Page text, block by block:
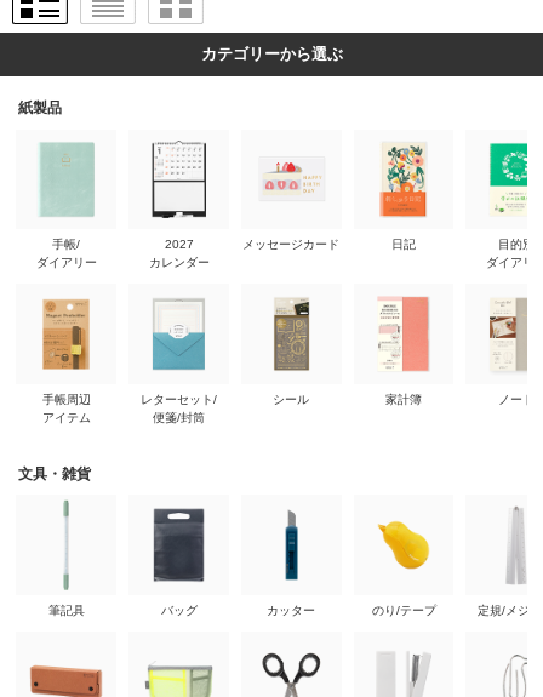
カテゴリーから選ぶ
紙製品
手帳/
ダイアリー
手帳周辺
アイテム
2027
カレンダー
レターセット/
便箋/封筒
メッセージカード
シール
日記
家計簿
目的別
ダイアリ
ノート
文具・雑貨
筆記具 バッグ カッター のり/テープ 定規/メジ